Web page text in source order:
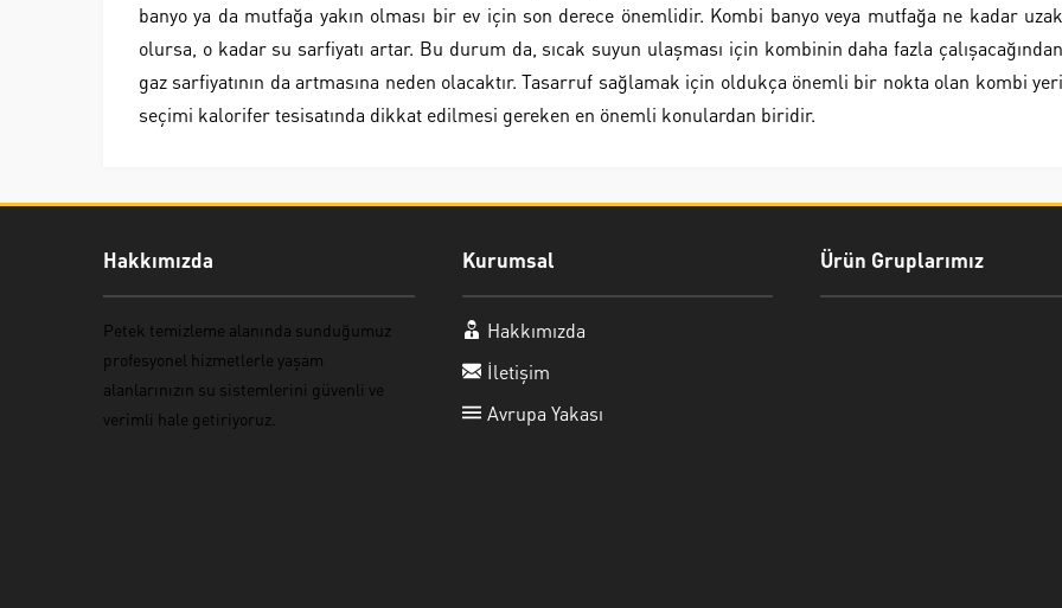
banyo ya da mutfağa yakın olması bir ev için son derece önemlidir. Kombi banyo veya mutfağa ne kadar uzak
olursa, o kadar su sarfiyatı artar. Bu durum da, sıcak suyun ulaşması için kombinin daha fazla çalışacağından
gaz sarfiyatının da artmasına neden olacaktır. Tasarruf sağlamak için oldukça önemli bir nokta olan kombi yeri
seçimi kalorifer tesisatında dikkat edilmesi gereken en önemli konulardan biridir.
Hakkımızda
Petek temizleme alanında sunduğumuz
profesyonel hizmetlerle yaşam
alanlarınızın su sistemlerini güvenli ve
verimli hale getiriyoruz.
Kurumsal
Hakkımızda
İletişim
Avrupa Yakası
Ürün Gruplarımız